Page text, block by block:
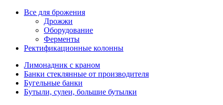
Все для брожения
Дрожжи
Оборудование
Ферменты
Ректификационные колонны
Лимонадник с краном
Банки стеклянные от производителя
Бугельные банки
Бутыли, сулеи, большие бутылки